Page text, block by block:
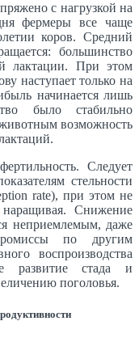
с нагрузкой на
фермеры все чаще
коров. Средний
большинство
лактации. При этом
наступает только на
начинается лишь
было стабильно
возможность
Следует
стельности
rate), при этом не
Снижение
неприемлемым, даже
по другим
воспроизводства
развитие стада и
поголовья.